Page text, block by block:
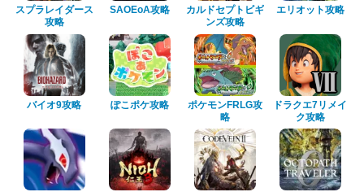
スプラレイダース
攻略
SAOEoA攻略
カルドセプトビギ
ンズ攻略
エリオット攻略
バイオ9攻略 ぽこポケ攻略
ポケモンFRLG攻
略
ドラクエ7リメイ
ク攻略